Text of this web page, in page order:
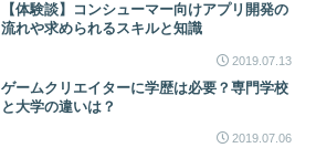
【体験談】コンシューマー向けアプリ開発の
流れや求められるスキルと知識
2019.07.13
ゲームクリエイターに学歴は必要？専門学校
と大学の違いは？
2019.07.06